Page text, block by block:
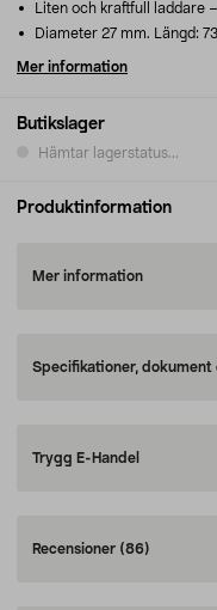
Butikslager
Hämtar lagerstatus...
Liten och kraftfull laddare
Diameter 27 mm. Längd:
Mer information
Produktinformation
Mer information
Specifikationer,
Trygg E-Handel
Recensioner (86)